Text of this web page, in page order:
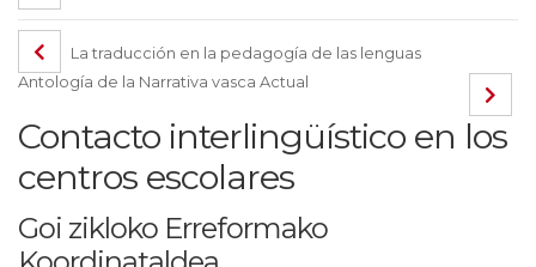
La traducción en la pedagogía de las lenguas
Antología de la Narrativa vasca Actual
Contacto interlingüístico en los
centros escolares
Goi zikloko Erreformako